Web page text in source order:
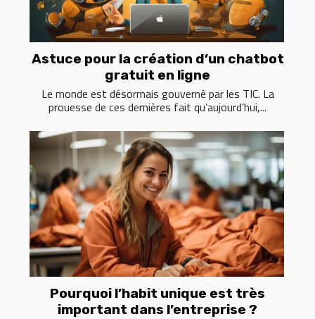
Astuce pour la création d’un chatbot
gratuit en ligne
Le monde est désormais gouverné par les TIC. La
prouesse de ces dernières fait qu’aujourd’hui,...
Pourquoi l’habit unique est très
important dans l’entreprise ?